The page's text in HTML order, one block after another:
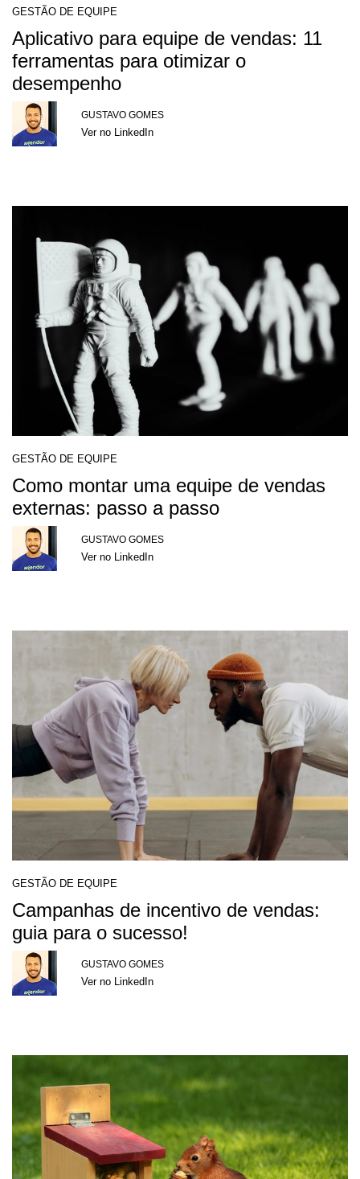
GESTÃO DE EQUIPE
Aplicativo para equipe de vendas: 11
ferramentas para otimizar o
desempenho
GUSTAVO GOMES
Ver no LinkedIn
GESTÃO DE EQUIPE
Como montar uma equipe de vendas
externas: passo a passo
GUSTAVO GOMES
Ver no LinkedIn
GESTÃO DE EQUIPE
Campanhas de incentivo de vendas:
guia para o sucesso!
GUSTAVO GOMES
Ver no LinkedIn